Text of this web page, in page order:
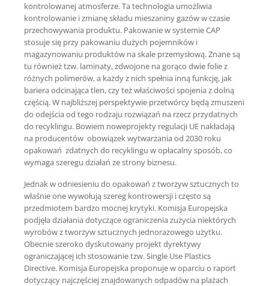
kontrolowanej atmosferze. Ta technologia umożliwia
kontrolowanie i zmianę składu mieszaniny gazów w czasie
przechowywania produktu. Pakowanie w systemie CAP
stosuje się przy pakowaniu dużych pojemników i
magazynowaniu produktów na skale przemysłową. Znane są
tu również tzw. laminaty, zdwojone na gorąco dwie folie z
różnych polimerów, a każdy z nich spełnia inną funkcję, jak
bariera odcinająca tlen, czy też właściwości spojenia z dolną
częścią. W najbliższej perspektywie przetwórcy będą zmuszeni
do odejścia od tego rodzaju rozwiązań na rzecz przydatnych
do recyklingu. Bowiem noweprojekty regulacji UE nakładają
na producentów obowiązek wytwarzania od 2030 roku
opakowań zdatnych do recyklingu w opłacalny sposób, co
wymaga szeregu działań ze strony biznesu.
Jednak w odniesieniu do opakowań z tworzyw sztucznych to
właśnie one wywołują szereg kontrowersji i często są
przedmiotem bardzo mocnej krytyki. Komisja Europejska
podjęła działania dotyczące ograniczenia zużycia niektórych
wyrobów z tworzyw sztucznych jednorazowego użytku.
Obecnie szeroko dyskutowany projekt dyrektywy
ograniczającej ich stosowanie tzw. Single Use Plastics
Directive. Komisja Europejska proponuje w oparciu o raport
dotyczący najczęściej znajdowanych odpadów na plażach